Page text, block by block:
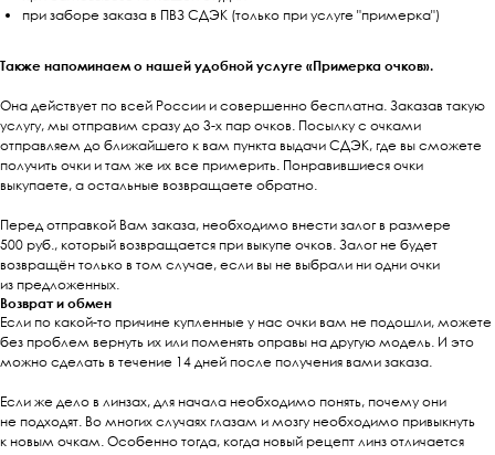
при заборе заказа в ПВЗ СДЭК (только при услуге "примерка")
Также напоминаем о нашей удобной услуге «Примерка очков».
Она действует по всей России и совершенно бесплатна. Заказав такую
услугу, мы отправим сразу до 3-х пар очков. Посылку с очками
отправляем до ближайшего к вам пункта выдачи СДЭК, где вы сможете
получить очки и там же их все примерить. Понравившиеся очки
выкупаете, а остальные возвращаете обратно.
Перед отправкой Вам заказа, необходимо внести залог в размере
500 руб., который возвращается при выкупе очков. Залог не будет
возвращён только в том случае, если вы не выбрали ни одни очки
из предложенных.
Возврат и обмен
Если по какой-то причине купленные у нас очки вам не подошли, можете
без проблем вернуть их или поменять оправы на другую модель. И это
можно сделать в течение 14 дней после получения вами заказа.
Если же дело в линзах, для начала необходимо понять, почему они
не подходят. Во многих случаях глазам и мозгу необходимо привыкнуть
к новым очкам. Особенно тогда, когда новый рецепт линз отличается